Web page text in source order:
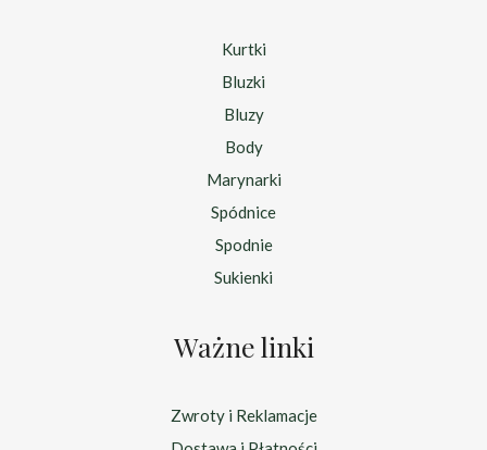
Kurtki
Bluzki
Bluzy
Body
Marynarki
Spódnice
Spodnie
Sukienki
Ważne linki
Zwroty i Reklamacje